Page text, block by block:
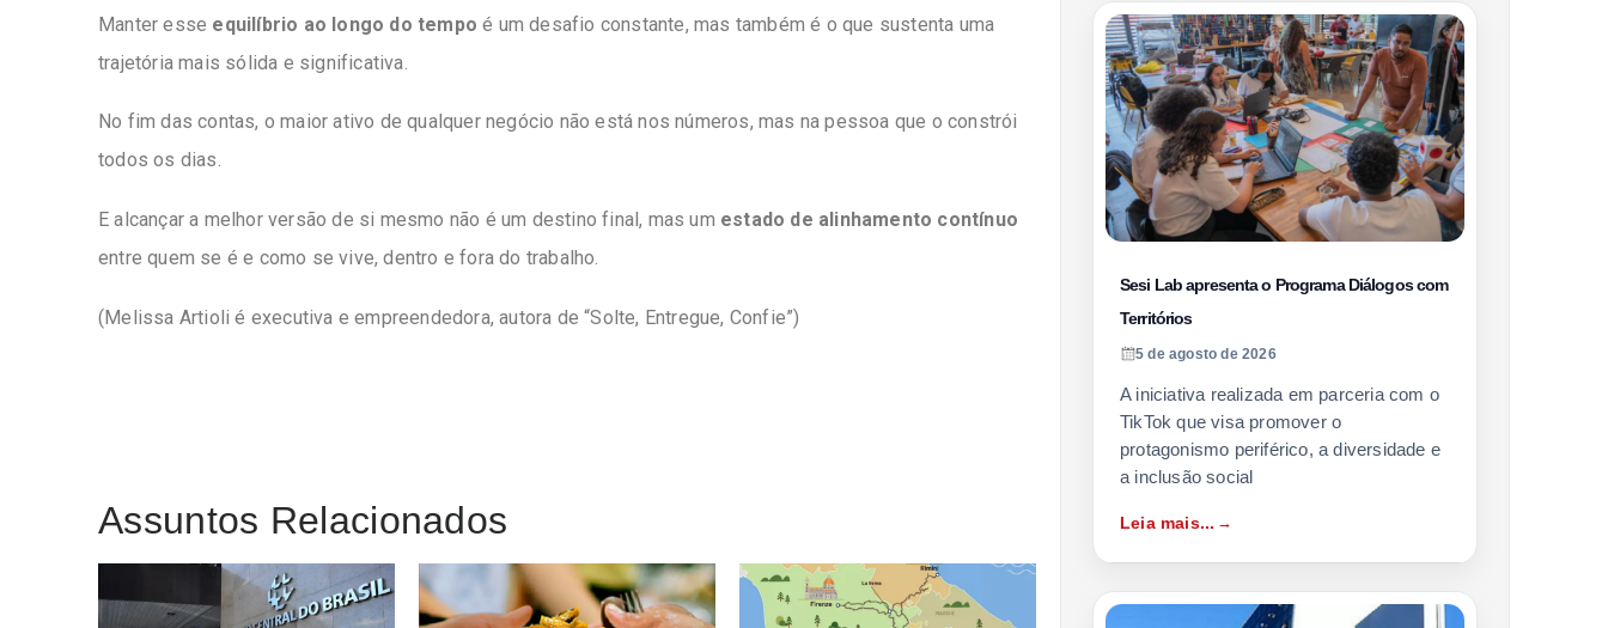
Manter esse equilíbrio ao longo do tempo é um desafio constante, mas também é o que sustenta uma
trajetória mais sólida e significativa.
No fim das contas, o maior ativo de qualquer negócio não está nos números, mas na pessoa que o constrói
todos os dias.
E alcançar a melhor versão de si mesmo não é um destino final, mas um estado de alinhamento contínuo
entre quem se é e como se vive, dentro e fora do trabalho.
(Melissa Artioli é executiva e empreendedora, autora de “Solte, Entregue, Confie”)
Assuntos Relacionados
Sesi Lab apresenta o Programa Diálogos com
Territórios
5 de agosto de 2026
A iniciativa realizada em parceria com o
TikTok que visa promover o
protagonismo periférico, a diversidade e
a inclusão social
Leia mais...